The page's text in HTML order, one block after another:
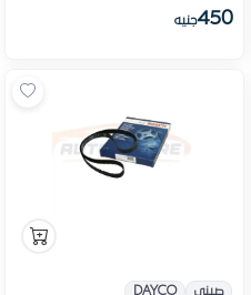
450جنيه
صينى DAYCO